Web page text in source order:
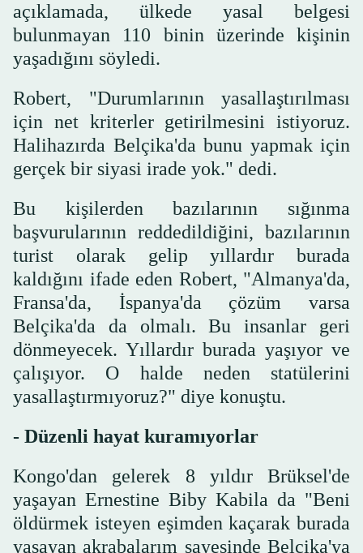
açıklamada, ülkede yasal belgesi
bulunmayan 110 binin üzerinde kişinin
yaşadığını söyledi.
Robert, "Durumlarının yasallaştırılması
için net kriterler getirilmesini istiyoruz.
Halihazırda Belçika'da bunu yapmak için
gerçek bir siyasi irade yok." dedi.
Bu kişilerden bazılarının sığınma
başvurularının reddedildiğini, bazılarının
turist olarak gelip yıllardır burada
kaldığını ifade eden Robert, "Almanya'da,
Fransa'da, İspanya'da çözüm varsa
Belçika'da da olmalı. Bu insanlar geri
dönmeyecek. Yıllardır burada yaşıyor ve
çalışıyor. O halde neden statülerini
yasallaştırmıyoruz?" diye konuştu.
- Düzenli hayat kuramıyorlar
Kongo'dan gelerek 8 yıldır Brüksel'de
yaşayan Ernestine Biby Kabila da "Beni
öldürmek isteyen eşimden kaçarak burada
yaşayan akrabalarım sayesinde Belçika'ya